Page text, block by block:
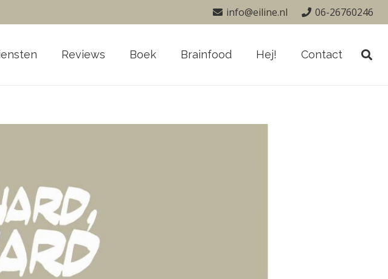
info@eiline.nl 06-26760246
Reviews Boek Brainfood Hej! Contact